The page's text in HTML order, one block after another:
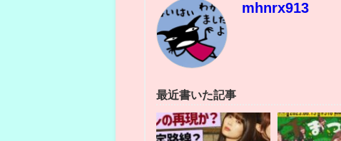
mhnrx913
最近書いた記事